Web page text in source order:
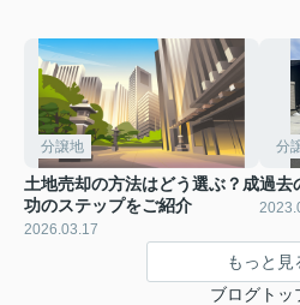
分譲地
土地売却の方法はどう選ぶ？成
功のステップをご紹介
2026.03.17
分
過去
もっと見
ブログトッ